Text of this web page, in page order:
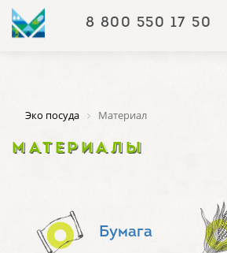
8 800 550 17 50
Эко посуда Материал
МАТЕРИАЛЫ
Бумага